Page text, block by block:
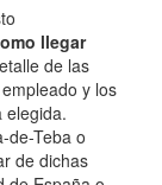
llegar
de las
y los
elegida.
de-Teba o
de dichas